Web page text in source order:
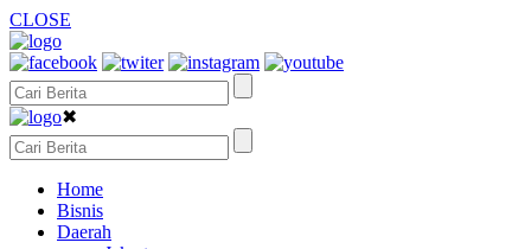
CLOSE
✖
Home
Bisnis
Daerah